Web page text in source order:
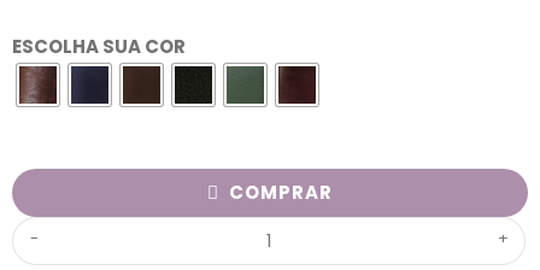
ESCOLHA SUA COR
- +
COMPRAR